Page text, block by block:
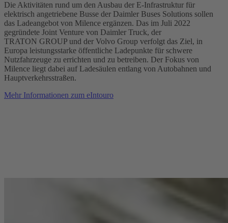
Die Aktivitäten rund um den Ausbau der E‑Infrastruktur für
elektrisch angetriebene Busse der Daimler Buses Solutions sollen
das Ladeangebot von Milence ergänzen. Das im Juli 2022
gegründete Joint Venture von Daimler Truck, der
TRATON GROUP und der Volvo Group verfolgt das Ziel, in
Europa leistungsstarke öffentliche Ladepunkte für schwere
Nutzfahrzeuge zu errichten und zu betreiben. Der Fokus von
Milence liegt dabei auf Ladesäulen entlang von Autobahnen und
Hauptverkehrsstraßen.
Mehr Informationen zum eIntouro